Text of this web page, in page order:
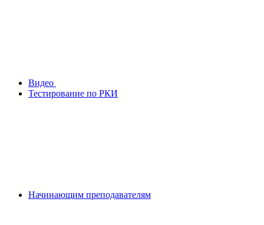
Видео
Тестирование по РКИ
Начинающим преподавателям